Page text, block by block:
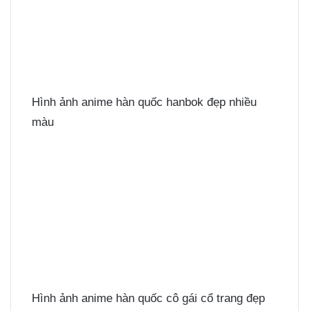
Hình ảnh anime hàn quốc hanbok đẹp nhiều
màu
Hình ảnh anime hàn quốc cô gái cổ trang đẹp